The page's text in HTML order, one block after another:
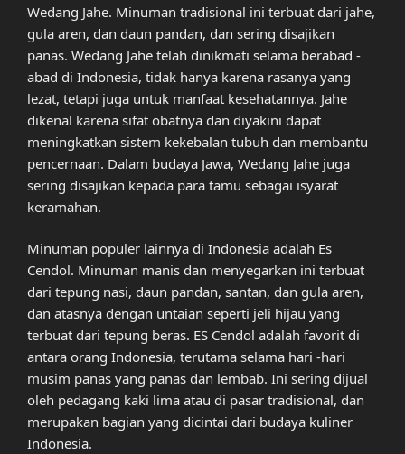
Wedang Jahe. Minuman tradisional ini terbuat dari jahe,
gula aren, dan daun pandan, dan sering disajikan
panas. Wedang Jahe telah dinikmati selama berabad -
abad di Indonesia, tidak hanya karena rasanya yang
lezat, tetapi juga untuk manfaat kesehatannya. Jahe
dikenal karena sifat obatnya dan diyakini dapat
meningkatkan sistem kekebalan tubuh dan membantu
pencernaan. Dalam budaya Jawa, Wedang Jahe juga
sering disajikan kepada para tamu sebagai isyarat
keramahan.
Minuman populer lainnya di Indonesia adalah Es
Cendol. Minuman manis dan menyegarkan ini terbuat
dari tepung nasi, daun pandan, santan, dan gula aren,
dan atasnya dengan untaian seperti jeli hijau yang
terbuat dari tepung beras. ES Cendol adalah favorit di
antara orang Indonesia, terutama selama hari -hari
musim panas yang panas dan lembab. Ini sering dijual
oleh pedagang kaki lima atau di pasar tradisional, dan
merupakan bagian yang dicintai dari budaya kuliner
Indonesia.